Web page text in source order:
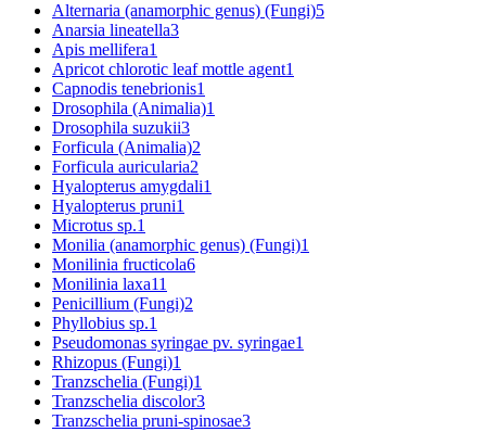
Alternaria (anamorphic genus) (Fungi)5
Anarsia lineatella3
Apis mellifera1
Apricot chlorotic leaf mottle agent1
Capnodis tenebrionis1
Drosophila (Animalia)1
Drosophila suzukii3
Forficula (Animalia)2
Forficula auricularia2
Hyalopterus amygdali1
Hyalopterus pruni1
Microtus sp.1
Monilia (anamorphic genus) (Fungi)1
Monilinia fructicola6
Monilinia laxa11
Penicillium (Fungi)2
Phyllobius sp.1
Pseudomonas syringae pv. syringae1
Rhizopus (Fungi)1
Tranzschelia (Fungi)1
Tranzschelia discolor3
Tranzschelia pruni-spinosae3